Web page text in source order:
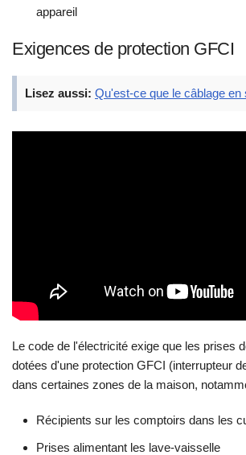
appareil
Exigences de protection GFCI
Lisez aussi: Qu'est-ce que le câblage en
Le code de l'électricité exige que les prises
dotées d'une protection GFCI (interrupteur
dans certaines zones de la maison,
Récipients sur les comptoirs dans les
Prises alimentant les lave-vaisselle